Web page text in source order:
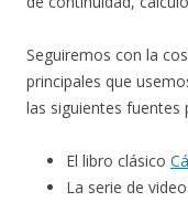
Seguiremos con la
principales que
las siguientes
El libro clásico
La serie de